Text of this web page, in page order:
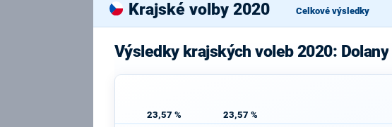
Krajské volby 2020 Celkové výsledky
Výsledky krajských voleb 2020: Dolany
23,57 % 23,57 %